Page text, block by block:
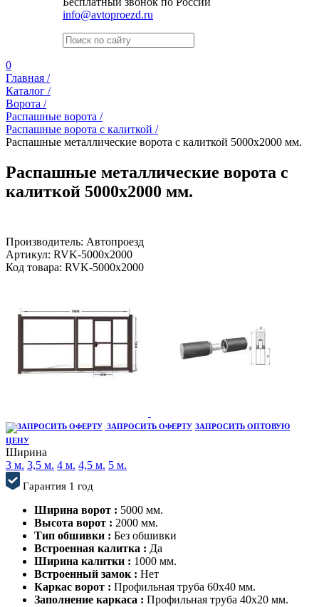
info@avtoproezd.ru
0
Главная /
Каталог /
Ворота /
Распашные ворота /
Распашные ворота с калиткой /
Распашные металлические ворота с калиткой 5000x2000 мм.
Распашные металлические ворота с
калиткой 5000x2000 мм.
Производитель: Автопроезд
Артикул: RVK-5000x2000
Код товара: RVK-5000x2000
ЗАПРОСИТЬ ОФЕРТУ ЗАПРОСИТЬ ОПТОВУЮ
ЦЕНУ
Ширина
3 м. 3,5 м. 4 м. 4,5 м. 5 м.
Гарантия 1 год
Ширина ворот : 5000 мм.
Высота ворот : 2000 мм.
Тип обшивки : Без обшивки
Встроенная калитка : Да
Ширина калитки : 1000 мм.
Встроенный замок : Нет
Каркас ворот : Профильная труба 60x40 мм.
Заполнение каркаса : Профильная труба 40x20 мм.